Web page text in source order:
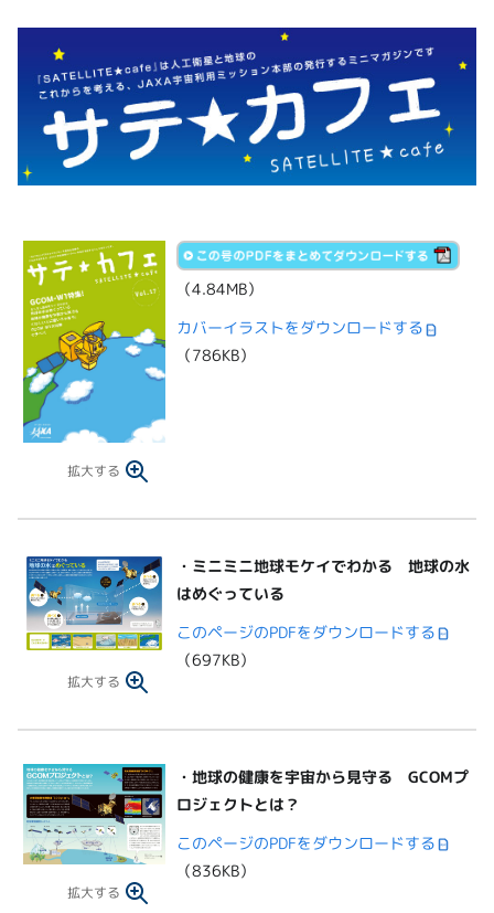
拡大する
（4.84MB）
カバーイラストをダウンロードする
（786KB）
拡大する
・ ミニミニ地球モケイでわかる 地球の水
はめぐっている
このページのPDFをダウンロードする
（697KB）
拡大する
・ 地球の健康を宇宙から見守る GCOMプ
ロジェクトとは？
このページのPDFをダウンロードする
（836KB）